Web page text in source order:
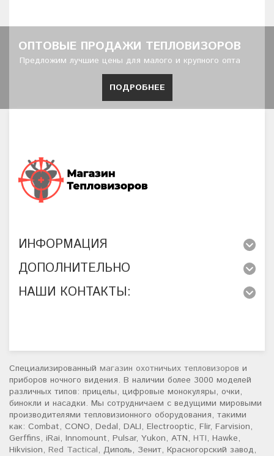
ОПТОВЫЕ ПРОДАЖИ ТЕПЛОВИЗОРОВ
Предложим лучшие цены для малого и крупного опта
ПОДРОБНЕЕ
ИНФОРМАЦИЯ
ДОПОЛНИТЕЛЬНО
НАШИ КОНТАКТЫ:
Специализированный магазин охотничьих тепловизоров и
приборов ночного видения. В наличии более 3000 моделей
различных типов: прицелы, цифровые монокуляры, очки,
бинокли и насадки. Мы сотрудничаем с ведущими мировыми
производителями тепловизионного оборудования, такими
как: Combat, CONO, Dedal, DALI, Electrooptic, Flir, Farvision,
Gerffins, iRai, Innomount, Pulsar, Yukon, ATN, HTI, Hawke,
Hikvision, Red Tactical, Диполь, Зенит, Красногорский завод,